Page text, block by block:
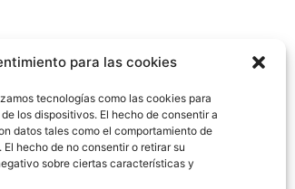
para las cookies
tecnologías como las cookies para
los dispositivos. El hecho de consentir a
datos tales como el comportamiento de
hecho de no consentir o retirar su
sobre ciertas características y